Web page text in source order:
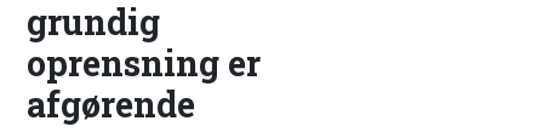
grundig
oprensning er
afgørende